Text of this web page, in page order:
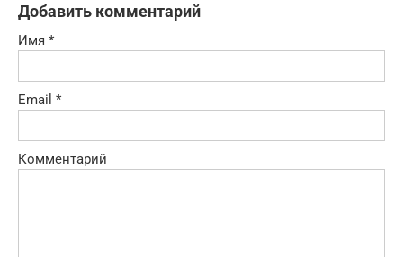
Добавить комментарий
Имя *
Email *
Комментарий